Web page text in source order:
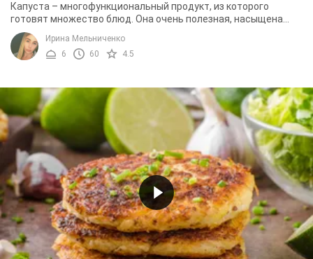
Капуста – многофункциональный продукт, из которого
готовят множество блюд. Она очень полезная, насыщена
большим количеством витаминов и минералов, а ...
Ирина Мельниченко
6
60 4.5